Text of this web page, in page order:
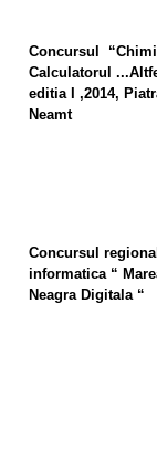
Concursul
Calculatorul
editia I ,2014,
Neamt
Concursul
informatica “
Neagra Digitala “